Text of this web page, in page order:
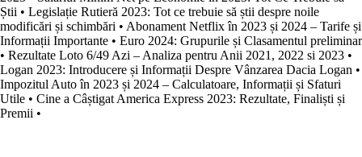
Știi • Legislație Rutieră 2023: Tot ce trebuie să știi despre noile
modificări și schimbări • Abonament Netflix în 2023 și 2024 – Tarife și
Informații Importante • Euro 2024: Grupurile și Clasamentul preliminar
• Rezultate Loto 6/49 Azi – Analiza pentru Anii 2021, 2022 si 2023 •
Logan 2023: Introducere și Informații Despre Vânzarea Dacia Logan •
Impozitul Auto în 2023 și 2024 – Calculatoare, Informații și Sfaturi
Utile • Cine a Câștigat America Express 2023: Rezultate, Finaliști și
Premii •